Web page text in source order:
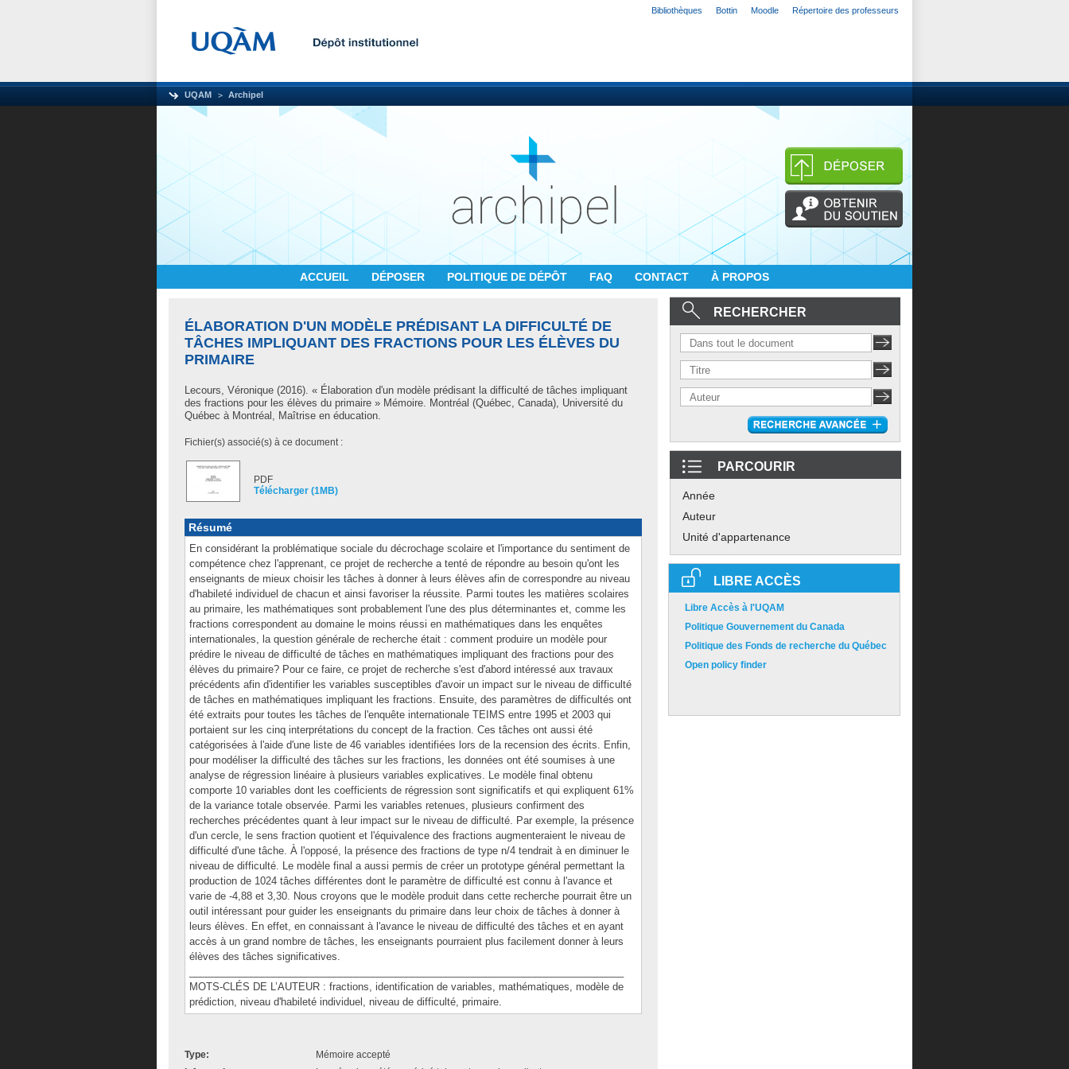
Bibliothèques Bottin Moodle Répertoire des professeurs
UQAM Archipel
ACCUEIL DÉPOSER POLITIQUE DE DÉPÔT FAQ CONTACT À PROPOS
ÉLABORATION D'UN MODÈLE PRÉDISANT LA DIFFICULTÉ DE
TÂCHES IMPLIQUANT DES FRACTIONS POUR LES ÉLÈVES DU
PRIMAIRE
Lecours, Véronique (2016). « Élaboration d'un modèle prédisant la difficulté de tâches impliquant
des fractions pour les élèves du primaire » Mémoire. Montréal (Québec, Canada), Université du
Québec à Montréal, Maîtrise en éducation.
Fichier(s) associé(s) à ce document :
PDF
Télécharger (1MB)
Résumé
En considérant la problématique sociale du décrochage scolaire et l'importance du sentiment de
compétence chez l'apprenant, ce projet de recherche a tenté de répondre au besoin qu'ont les
enseignants de mieux choisir les tâches à donner à leurs élèves afin de correspondre au niveau
d'habileté individuel de chacun et ainsi favoriser la réussite. Parmi toutes les matières scolaires
au primaire, les mathématiques sont probablement l'une des plus déterminantes et, comme les
fractions correspondent au domaine le moins réussi en mathématiques dans les enquêtes
internationales, la question générale de recherche était : comment produire un modèle pour
prédire le niveau de difficulté de tâches en mathématiques impliquant des fractions pour des
élèves du primaire? Pour ce faire, ce projet de recherche s'est d'abord intéressé aux travaux
précédents afin d'identifier les variables susceptibles d'avoir un impact sur le niveau de difficulté
de tâches en mathématiques impliquant les fractions. Ensuite, des paramètres de difficultés ont
été extraits pour toutes les tâches de l'enquête internationale TEIMS entre 1995 et 2003 qui
portaient sur les cinq interprétations du concept de la fraction. Ces tâches ont aussi été
catégorisées à l'aide d'une liste de 46 variables identifiées lors de la recension des écrits. Enfin,
pour modéliser la difficulté des tâches sur les fractions, les données ont été soumises à une
analyse de régression linéaire à plusieurs variables explicatives. Le modèle final obtenu
comporte 10 variables dont les coefficients de régression sont significatifs et qui expliquent 61%
de la variance totale observée. Parmi les variables retenues, plusieurs confirment des
recherches précédentes quant à leur impact sur le niveau de difficulté. Par exemple, la présence
d'un cercle, le sens fraction quotient et l'équivalence des fractions augmenteraient le niveau de
difficulté d'une tâche. À l'opposé, la présence des fractions de type n/4 tendrait à en diminuer le
niveau de difficulté. Le modèle final a aussi permis de créer un prototype général permettant la
production de 1024 tâches différentes dont le paramètre de difficulté est connu à l'avance et
varie de -4,88 et 3,30. Nous croyons que le modèle produit dans cette recherche pourrait être un
outil intéressant pour guider les enseignants du primaire dans leur choix de tâches à donner à
leurs élèves. En effet, en connaissant à l'avance le niveau de difficulté des tâches et en ayant
accès à un grand nombre de tâches, les enseignants pourraient plus facilement donner à leurs
élèves des tâches significatives.
MOTS-CLÉS DE L’AUTEUR : fractions, identification de variables, mathématiques, modèle de
prédiction, niveau d'habileté individuel, niveau de difficulté, primaire.
Type:
Mémoire accepté
RECHERCHER
PARCOURIR
Année
Auteur
Unité d'appartenance
LIBRE ACCÈS
Libre Accès à l'UQAM
Politique Gouvernement du Canada
Politique des Fonds de recherche du Québec
Open policy finder